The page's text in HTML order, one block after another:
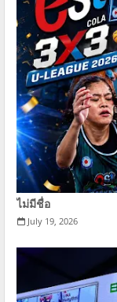
ไม่มีชื่อ
July 19, 2026